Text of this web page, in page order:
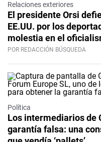
Relaciones exteriores
El presidente Orsi
EE.UU. por los
molestia en el
POR REDACCIÓN BÚSQUEDA
Política
Los intermediarios de
garantía falsa: una